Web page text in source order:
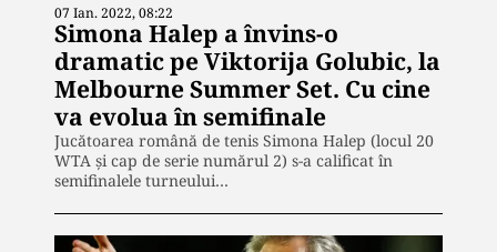
07 Ian. 2022, 08:22
Simona Halep a învins-o
dramatic pe Viktorija Golubic, la
Melbourne Summer Set. Cu cine
va evolua în semifinale
Jucătoarea română de tenis Simona Halep (locul 20
WTA şi cap de serie numărul 2) s-a calificat în
semifinalele turneului…